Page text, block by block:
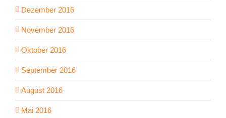
Dezember 2016
November 2016
Oktober 2016
September 2016
August 2016
Mai 2016